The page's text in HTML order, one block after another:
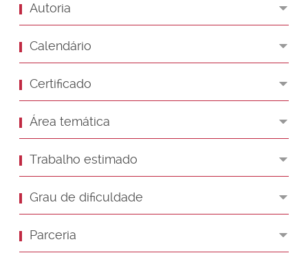
Autoria
Calendário
Certificado
Área temática
Trabalho estimado
Grau de dificuldade
Parceria